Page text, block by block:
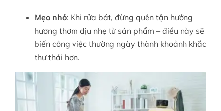
Mẹo nhỏ: Khi rửa bát, đừng quên tận hưởng
hương thơm dịu nhẹ từ sản phẩm – điều này sẽ
biến công việc thường ngày thành khoảnh khắc
thư thái hơn.